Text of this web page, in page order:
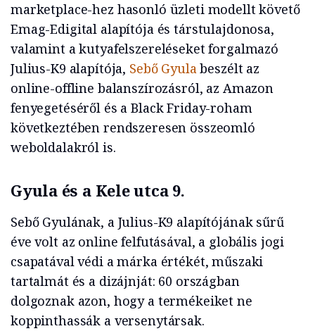
marketplace-hez hasonló üzleti modellt követő
Emag-Edigital alapítója és társtulajdonosa,
valamint a kutyafelszereléseket forgalmazó
Julius-K9 alapítója, Sebő Gyulabeszélt az
online-offline balanszírozásról, az Amazon
fenyegetéséről és a Black Friday-roham
következtében rendszeresen összeomló
weboldalakról is.
Gyula és a Kele utca 9.
Sebő Gyulának, a Julius-K9 alapítójának sűrű
éve volt az online felfutásával, a globális jogi
csapatával védi a márka értékét, műszaki
tartalmát és a dizájnját: 60 országban
dolgoznak azon, hogy a termékeiket ne
koppinthassák a versenytársak.